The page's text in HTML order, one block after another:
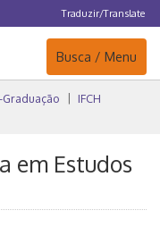
Traduzir/Translate
Navegação
Busca / Menu
Graduação
IFCH
em Estudos